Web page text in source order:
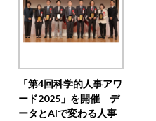
「第4回科学的人事アワ
ード2025」を開催 デ
ータとAIで変わる人事